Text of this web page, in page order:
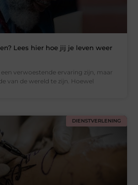
Lees hier hoe jij je leven weer
een verwoestende ervaring zijn, maar
van de wereld te zijn. Hoewel
DIENSTVERLENING